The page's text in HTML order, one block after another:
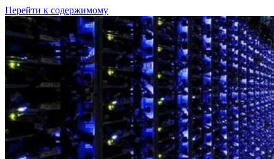
Перейти к содержимому